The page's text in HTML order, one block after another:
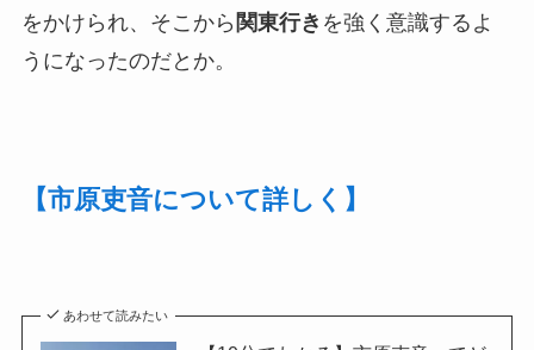
をかけられ、そこから 関東行き を強く意識するよ
うになったのだとか。
【市原吏音について詳しく】
あわせて読みたい